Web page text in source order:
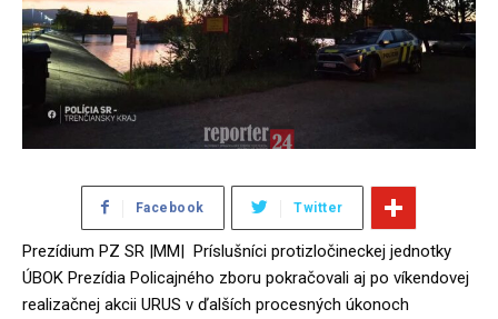
Facebook Twitter
Prezídium PZ SR |MM| Príslušníci protizločineckej jednotky
ÚBOK Prezídia Policajného zboru pokračovali aj po víkendovej
realizačnej akcii URUS v ďalších procesných úkonoch